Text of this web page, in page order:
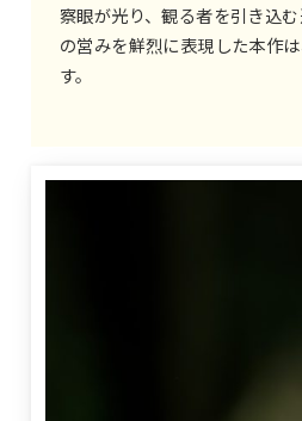
察眼が光り、観る者を引き込
の営みを鮮烈に表現した本作
す。